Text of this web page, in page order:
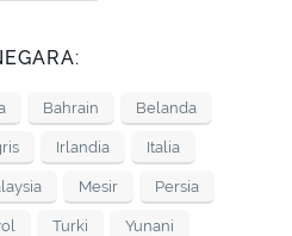
Bahrain Belanda
Irlandia Italia
Mesir Persia
Turki Yunani